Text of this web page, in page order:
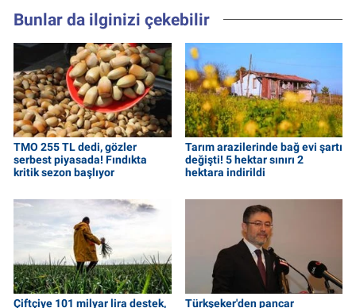
Bunlar da ilginizi çekebilir
TMO 255 TL dedi, gözler
serbest piyasada! Fındıkta
kritik sezon başlıyor
Tarım arazilerinde bağ evi şartı
değişti! 5 hektar sınırı 2
hektara indirildi
Çiftçiye 101 milyar lira destek,
Türkşeker'den pancar